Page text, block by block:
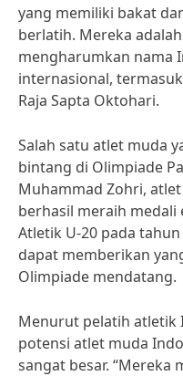
yang memiliki bakat
berlatih. Mereka
mengharumkan nama
internasional,
Raja Sapta Oktohari.
Salah satu atlet muda
bintang di Olimpiade
Muhammad Zohri,
berhasil meraih medali
Atletik U-20 pada
dapat memberikan
Olimpiade mendatang.
Menurut pelatih atletik
potensi atlet muda
sangat besar. “Mereka